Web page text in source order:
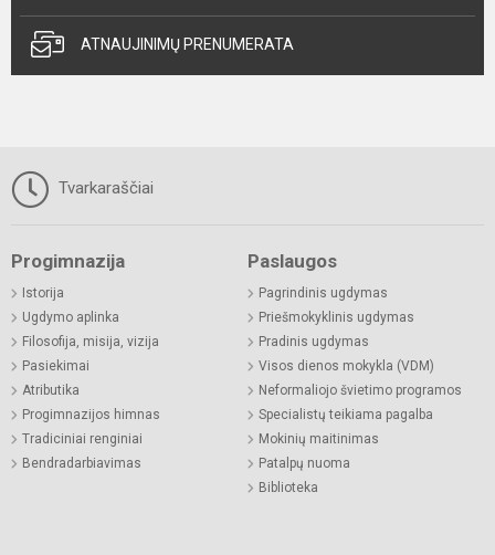
ATNAUJINIMŲ PRENUMERATA
Tvarkaraščiai
Progimnazija
Istorija
Ugdymo aplinka
Filosofija, misija, vizija
Pasiekimai
Atributika
Progimnazijos himnas
Tradiciniai renginiai
Bendradarbiavimas
Paslaugos
Pagrindinis ugdymas
Priešmokyklinis ugdymas
Pradinis ugdymas
Visos dienos mokykla (VDM)
Neformaliojo švietimo programos
Specialistų teikiama pagalba
Mokinių maitinimas
Patalpų nuoma
Biblioteka